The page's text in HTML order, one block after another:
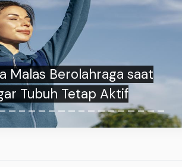
Tri Chaerawan Jadi
tentang Empati dan
Spondilosis